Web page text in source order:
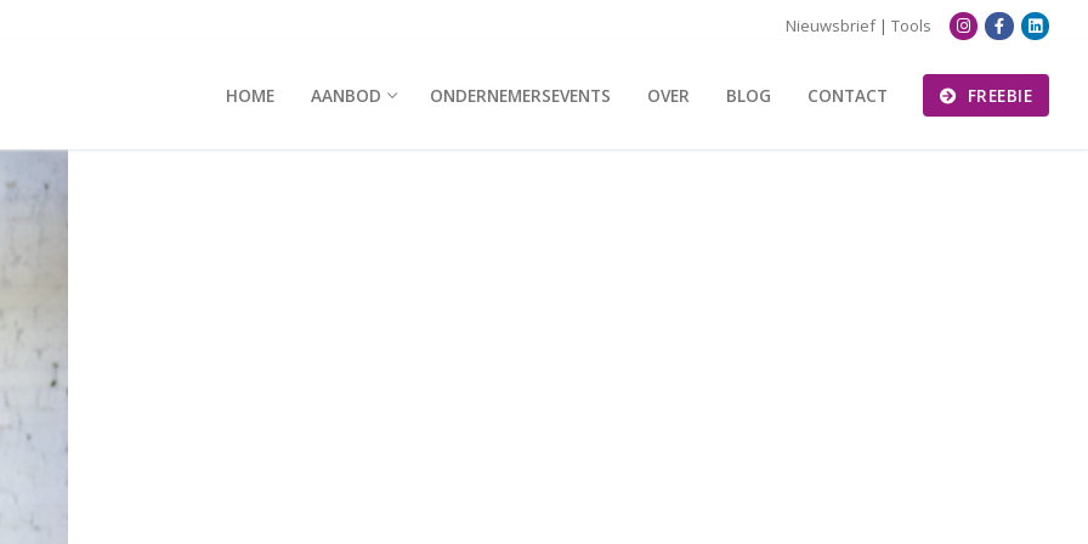
Nieuwsbrief| Tools
HOME AANBOD ONDERNEMERSEVENTS OVER BLOG CONTACT FREEBIE